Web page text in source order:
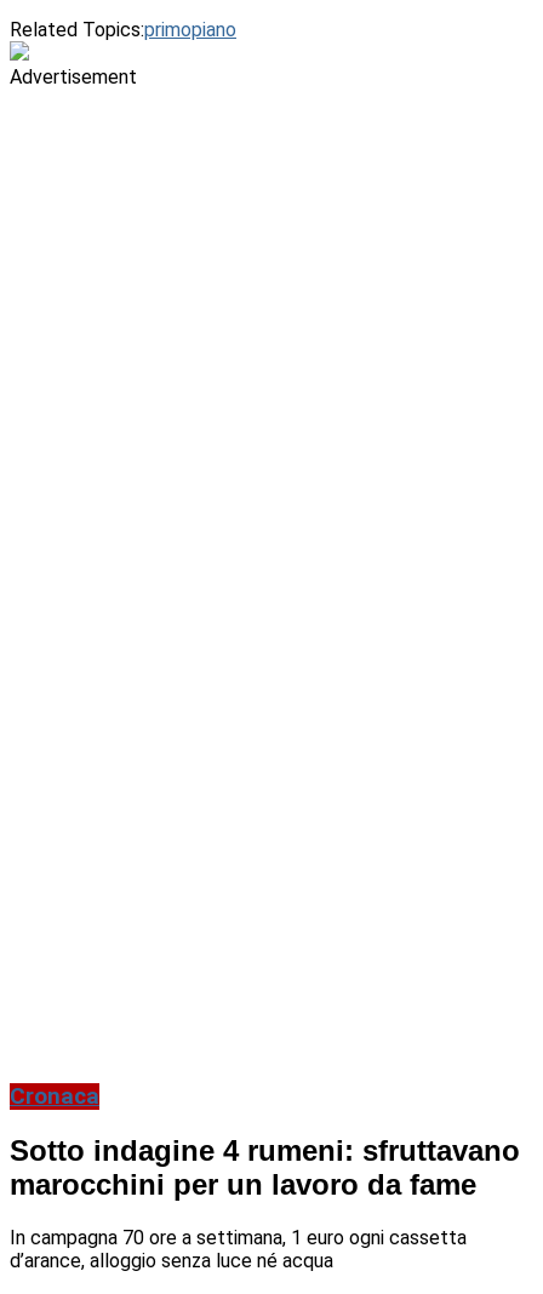
Related Topics:primopiano
Advertisement
Cronaca
Sotto indagine 4 rumeni: sfruttavano
marocchini per un lavoro da fame
In campagna 70 ore a settimana, 1 euro ogni cassetta
d’arance, alloggio senza luce né acqua